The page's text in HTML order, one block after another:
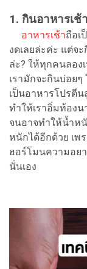
1. กินอาหารเ
อาหารเช้าถือเ
งดเลยล่ะค่ะ แต่จ
ล่ะ? ให้ทุกคนลอง
เรามักจะกินบ่อย
เป็นอาหารโปรตี
ทำให้เราอิ่มท้อง
จนอาจทำให้น้ำห
หนักได้อีกด้วย เพ
ฮอร์โมนความอยา
นั่นเอง